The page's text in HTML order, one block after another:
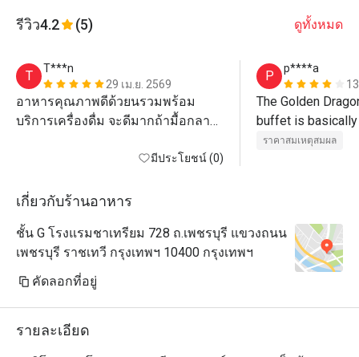
รีวิว4.2 (5) ดูทั้งหมด
T
T***n
29 เม.ย. 2569
อาหารคุณภาพดีด้วยนรวมพร้อม
บริการเครื่องดื่ม จะดีมากถ้ามื้อกลาง
มีประโยชน์ (0)
P
p****a
The Golden
buffet is
They serve
pork belly with
turnips.
Surprisingly, my
though I think
Overall, the
ราคาสมเหตุสมผล
เกี่ยวกับร้านอาหาร
ชั้น G โรงแรมชาเทรียม 728 ถ.เพชรบุรี แขวงถนน
เพชรบุรี ราชเทวี กรุงเทพฯ 10400 กรุงเทพฯ
คัดลอกที่อยู่
รายละเอียด